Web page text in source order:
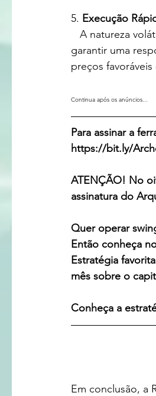
5. Execução
garantir uma
preços
Continua após os anúncios...
Para assinar a
https://bit.ly/
ATENÇÃO! No
assinatura do
Quer operar
Então conheça
Estratégia
mês sobre o
Conheça a
Em conclusão, a